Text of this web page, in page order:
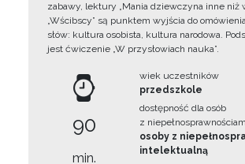
zabawy, lektury „Mania dziewczyna inne niż
„Wścibscy” są punktem wyjścia do
słów: kultura osobista, kultura narodowa.
jest ćwiczenie „W przysłowiach nauka”.
90
min.
wiek uczestników
przedszkole
dostępność dla osób
z
osoby z
intelektualną